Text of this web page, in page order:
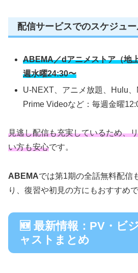
配信サービスでのスケジュ
ABEMA／dアニメストア（地
週水曜24:30〜
U-NEXT、アニメ放題、Hulu
Prime Videoなど：毎週金曜
見逃し配信も充実しているため、
い方も安心です。
ABEMAでは第1期の全話無料配信
り、復習や初見の方にもおすすめで
🆕 最新情報：PV・ビ
ャストまとめ